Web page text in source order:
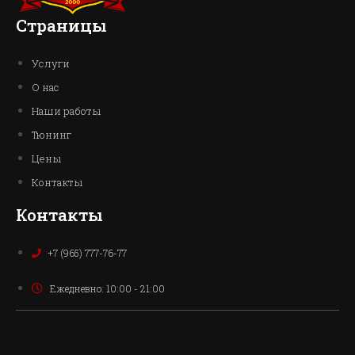
Страницы
Услуги
О нас
Наши работы
Тюнинг
Цены
Контакты
Контакты
+7 (965) 777-76-77
Ежедневно: 10:00 - 21:00